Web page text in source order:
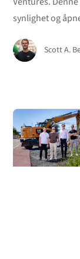
synlighet og
Scott A.